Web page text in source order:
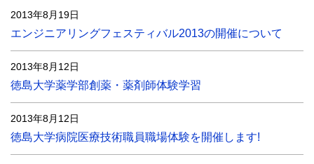
2013年8月19日
エンジニアリングフェスティバル2013の開催について
2013年8月12日
徳島大学薬学部創薬・薬剤師体験学習
2013年8月12日
徳島大学病院医療技術職員職場体験を開催します!